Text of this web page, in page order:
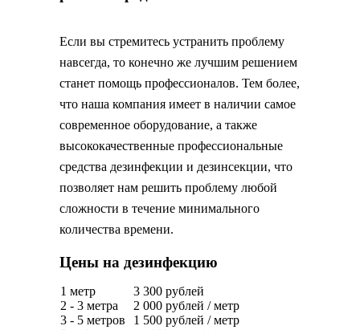
Если вы стремитесь устранить проблему
навсегда, то конечно же лучшим решением
станет помощь профессионалов. Тем более,
что наша компания имеет в наличии самое
современное оборудование, а также
высококачественные профессиональные
средства дезинфекции и дезинсекции, что
позволяет нам решить проблему любой
сложности в течение минимального
количества времени.
Цены на дезинфекцию
1 метр
3 300 рублей
2 - 3 метра
2 000 рублей / метр
3 - 5 метров
1 500 рублей / метр